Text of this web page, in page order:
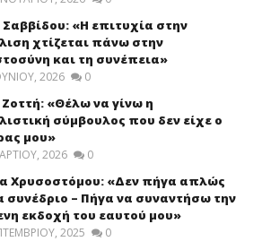
Σαββίδου: «Η επιτυχία στην
χτίζεται πάνω στην
και τη συνέπεια»
2026 0
Ζοττή: «Θέλω να γίνω η
σύμβουλος που δεν είχε ο
μου»
2026 0
Χρυσοστόμου: «Δεν πήγα απλώς
συνέδριο – Πήγα να συναντήσω την
εκδοχή του εαυτού μου»
2025 0